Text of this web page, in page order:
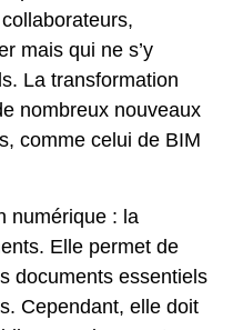
mais qui ne s’y
La transformation
nombreux nouveaux
comme celui de BIM
numérique : la
Elle permet de
documents essentiels
Cependant, elle doit